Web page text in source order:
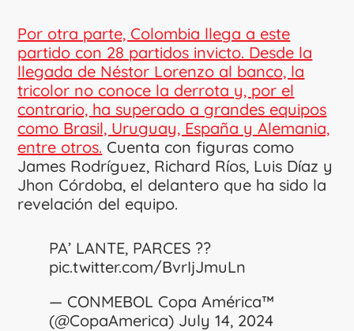
Por otra parte, Colombia llega a este
partido con 28 partidos invicto. Desde la
llegada de Néstor Lorenzo al banco, la
tricolor no conoce la derrota y, por el
contrario, ha superado a grandes equipos
como Brasil, Uruguay, España y Alemania,
entre otros. Cuenta con figuras como
James Rodríguez, Richard Ríos, Luis Díaz y
Jhon Córdoba, el delantero que ha sido la
revelación del equipo.
PA’ LANTE, PARCES ??
pic.twitter.com/BvrIjJmuLn
— CONMEBOL Copa América™️
(@CopaAmerica) July 14, 2024